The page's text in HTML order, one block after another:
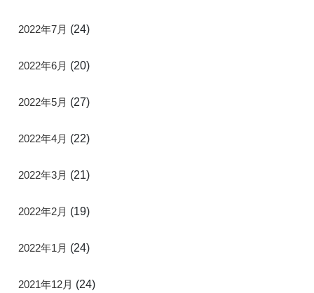
2022年7月 (24)
2022年6月 (20)
2022年5月 (27)
2022年4月 (22)
2022年3月 (21)
2022年2月 (19)
2022年1月 (24)
2021年12月 (24)